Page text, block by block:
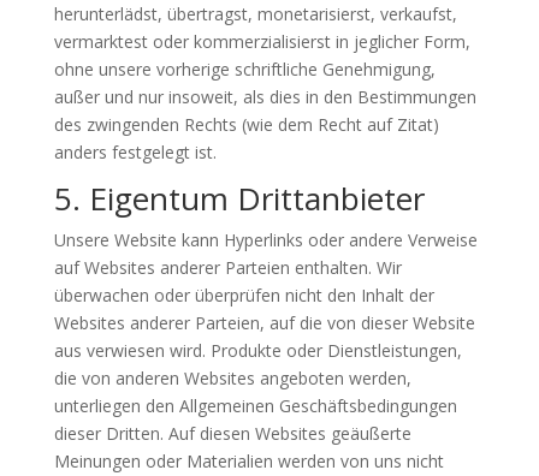
herunterlädst, übertragst, monetarisierst, verkaufst,
vermarktest oder kommerzialisierst in jeglicher Form,
ohne unsere vorherige schriftliche Genehmigung,
außer und nur insoweit, als dies in den Bestimmungen
des zwingenden Rechts (wie dem Recht auf Zitat)
anders festgelegt ist.
5. Eigentum Drittanbieter
Unsere Website kann Hyperlinks oder andere Verweise
auf Websites anderer Parteien enthalten. Wir
überwachen oder überprüfen nicht den Inhalt der
Websites anderer Parteien, auf die von dieser Website
aus verwiesen wird. Produkte oder Dienstleistungen,
die von anderen Websites angeboten werden,
unterliegen den Allgemeinen Geschäftsbedingungen
dieser Dritten. Auf diesen Websites geäußerte
Meinungen oder Materialien werden von uns nicht